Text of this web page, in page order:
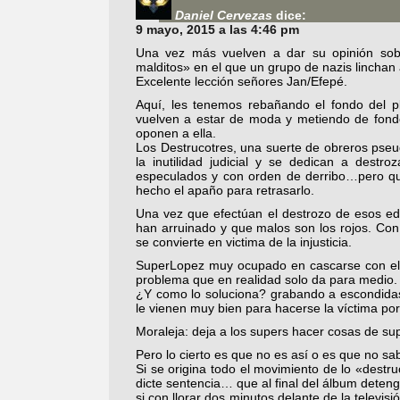
Daniel Cervezas dice:
9 mayo, 2015 a las 4:46 pm
Una vez más vuelven a dar su opinión
malditos» en el que un grupo de nazis
Excelente lección señores Jan/Efepé.
Aquí, les tenemos rebañando el fondo del
vuelven a estar de moda y metiendo de
oponen a ella.
Los Destrucotres, una suerte de obreros
la inutilidad judicial y se dedican a
especulados y con orden de derribo…pero
hecho el apaño para retrasarlo.
Una vez que efectúan el destrozo de esos
han arruinado y que malos son los rojos.
se convierte en victima de la injusticia.
SuperLopez muy ocupado en cascarse con
problema que en realidad solo da para medio.
¿Y como lo soluciona? grabando a
le vienen muy bien para hacerse la víctima
Moraleja: deja a los supers hacer cosas de
Pero lo cierto es que no es así o es que no
Si se origina todo el movimiento de lo
dicte sentencia… que al final del álbum